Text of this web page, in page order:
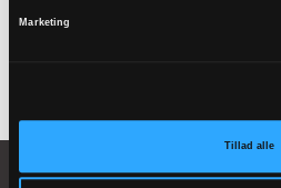
Marketing
Tillad alle